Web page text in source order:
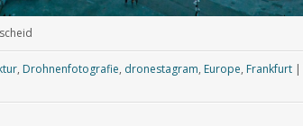
, Drohnenfotografie, dronestagram, Europe, Frankfurt